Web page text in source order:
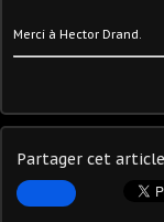
Merci à Hector Drand.
Partager cet article